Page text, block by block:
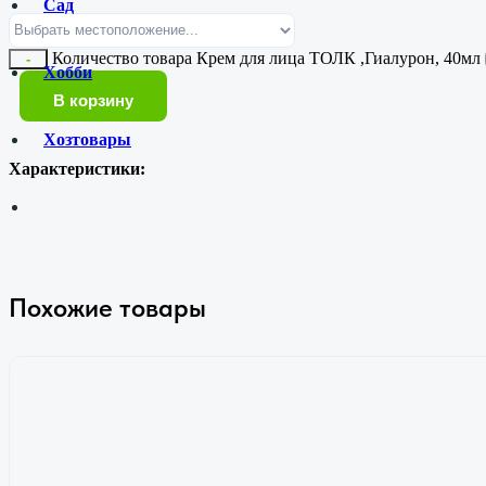
Сад
Хобби
Хозтовары
- Количество товара Крем для лица ТОЛК ,Гиалурон, 40мл
В корзину
Характеристики:
Похожие товары